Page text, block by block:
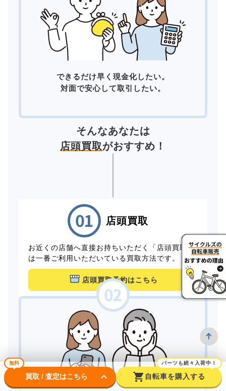
できるだけ早く現金化したい。
対面で安心して取引したい。
そんなあなたは
店頭買取がおすすめ！
店頭買取
お近くの店舗へ直接お持ちいただく「店頭買取」
は一番ご利用いただいている買取方法です。
店頭買取予約はこちら
無料
買取 / 査定はこちら keyboard_arrow_down shopping_cart
パーツも続々入荷中！
自転車を購入する